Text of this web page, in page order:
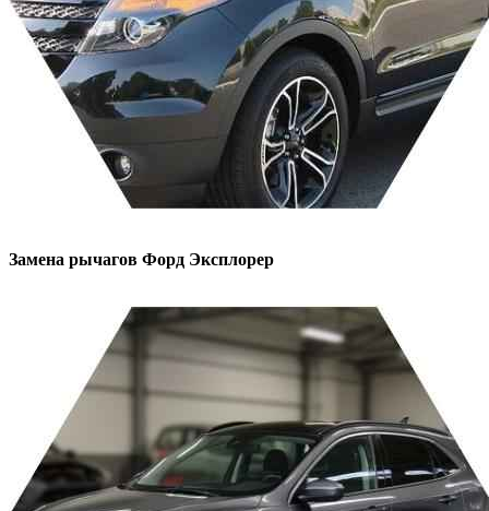
Замена рычагов Форд Эксплорер